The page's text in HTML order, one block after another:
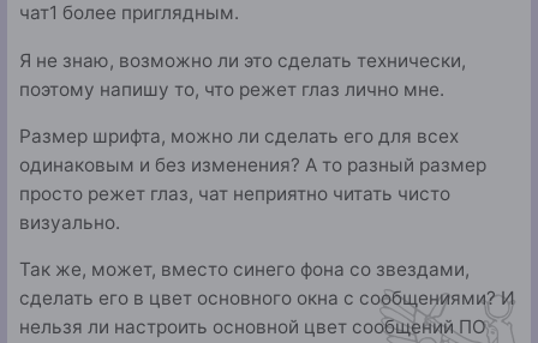
чат1 более приглядным.
Я не знаю, возможно ли это сделать технически,
поэтому напишу то, что режет глаз лично мне.
Размер шрифта, можно ли сделать его для всех
одинаковым и без изменения? А то разный размер
просто режет глаз, чат неприятно читать чисто
визуально.
Так же, может, вместо синего фона со звездами,
сделать его в цвет основного окна с сообщениями? И
нельзя ли настроить основной цвет сообщений ПО